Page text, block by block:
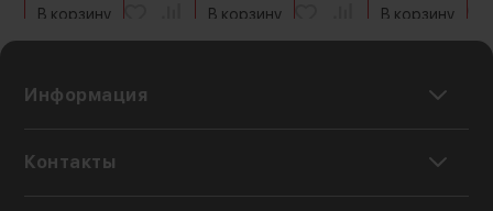
В корзину В корзину В корзину
Информация
Контакты